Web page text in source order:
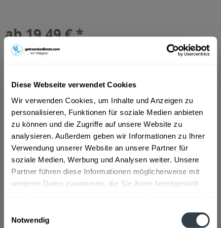
Diese Webseite verwendet Cookies
Wir verwenden Cookies, um Inhalte und Anzeigen zu
personalisieren, Funktionen für soziale Medien anbieten
zu können und die Zugriffe auf unsere Website zu
analysieren. Außerdem geben wir Informationen zu Ihrer
Verwendung unserer Website an unsere Partner für
soziale Medien, Werbung und Analysen weiter. Unsere
Partner führen diese Informationen möglicherweise mit
weiteren Daten zusammen, die Sie ihnen bereitgestellt
Notwendig
ab 19,49 € *
Inhalt:
inkl. MwSt.ggf. zzgl. Erschwerniszuschlag
MEHRWEG
In den Warenkorb
Artikel-Nr.:
27420
Verfügbar in:
Beschreibung
mehr
Schwarzer Hahn 24 x 0,33l"